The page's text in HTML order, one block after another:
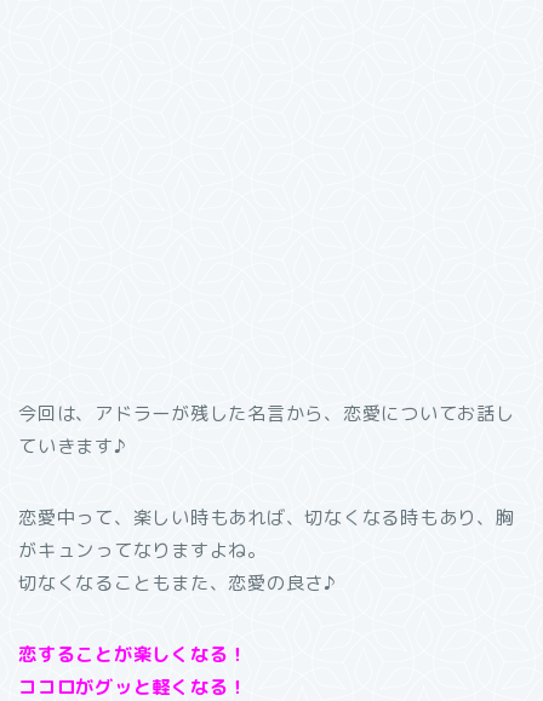
今回は、アドラーが残した名言から、恋愛についてお話し
ていきます♪
恋愛中って、楽しい時もあれば、切なくなる時もあり、胸
がキュンってなりますよね。
切なくなることもまた、恋愛の良さ♪
恋することが楽しくなる！
ココロがグッと軽くなる！